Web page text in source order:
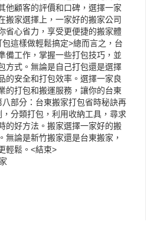
他顧客的評價和口碑，選擇一家
搬家選擇上，一家好的搬家公司
省心省力，享受更便捷的搬家體
這樣做輕鬆搞定>總而言之，台
備工作，掌握一些打包技巧，並
方式。無論是自己打包還是選擇
的安全和打包效率。選擇一家良
的打包和搬運服務，讓你的台東
部分：台東搬家打包省時秘訣再
分類打包，利用收納工具，尋求
的好方法。搬家選擇一家好的搬
無論是新竹搬家還是台東搬家，
輕鬆。<結束>